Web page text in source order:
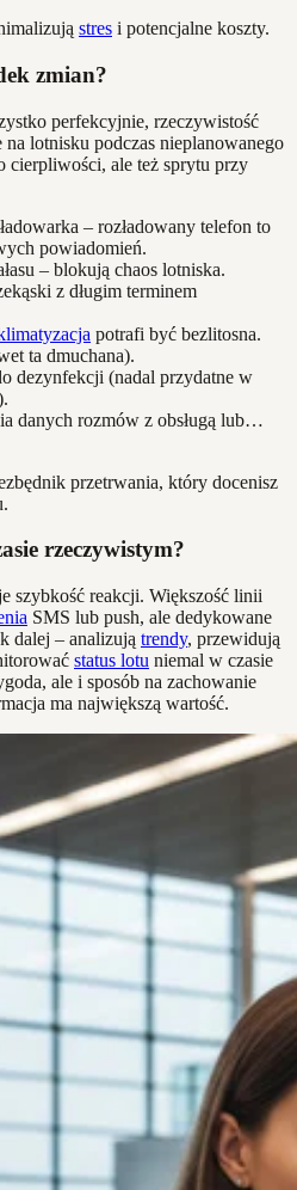
stres i potencjalne koszty.
zmian?
perfekcyjnie, rzeczywistość
lotnisku podczas nieplanowanego
cierpliwości, ale też sprytu przy
– rozładowany telefon to
powiadomień.
– blokują chaos lotniska.
z długim terminem
potrafi być bezlitosna.
ta dmuchana).
dezynfekcji (nadal przydatne w
danych rozmów z obsługą lub…
przetrwania, który docenisz
rzeczywistym?
szybkość reakcji. Większość linii
SMS lub push, ale dedykowane
dalej – analizują trendy, przewidują
status lotu niemal w czasie
ale i sposób na zachowanie
ma największą wartość.